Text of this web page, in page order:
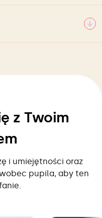
z Twoim
i umiejętności oraz
pupila, aby ten